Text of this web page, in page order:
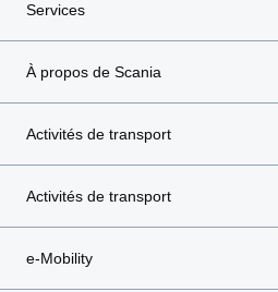
Services
À propos de Scania
Activités de transport
Activités de transport
e-Mobility